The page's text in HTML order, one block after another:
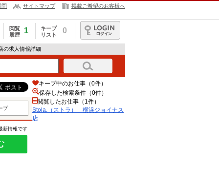
問 サイトマップ 掲載ご希望のお客様へ
閲覧
履歴
1
キープ
リスト
0
ログイン
の求人情報詳細
プ
新情報です
キープ中のお仕事（0件）
保存した検索条件（0件）
閲覧したお仕事（1件）
Stola.（ストラ） 横浜ジョイナス
店